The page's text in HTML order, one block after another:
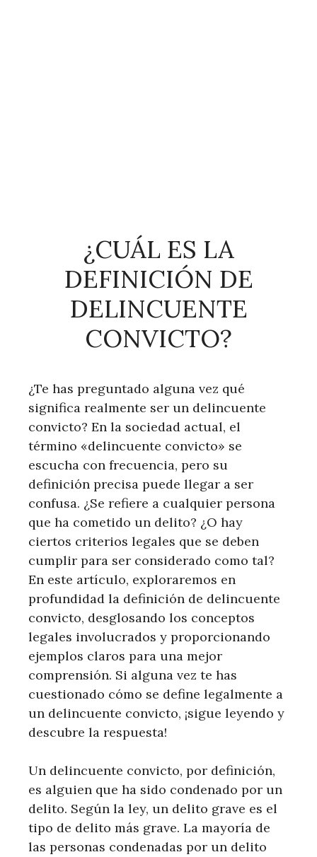
¿CUÁL ES LA
DEFINICIÓN DE
DELINCUENTE
CONVICTO?
¿Te has preguntado alguna vez qué
significa realmente ser un delincuente
convicto? En la sociedad actual, el
término «delincuente convicto» se
escucha con frecuencia, pero su
definición precisa puede llegar a ser
confusa. ¿Se refiere a cualquier persona
que ha cometido un delito? ¿O hay
ciertos criterios legales que se deben
cumplir para ser considerado como tal?
En este artículo, exploraremos en
profundidad la definición de delincuente
convicto, desglosando los conceptos
legales involucrados y proporcionando
ejemplos claros para una mejor
comprensión. Si alguna vez te has
cuestionado cómo se define legalmente a
un delincuente convicto, ¡sigue leyendo y
descubre la respuesta!
Un delincuente convicto, por definición,
es alguien que ha sido condenado por un
delito. Según la ley, un delito grave es el
tipo de delito más grave. La mayoría de
las personas condenadas por un delito